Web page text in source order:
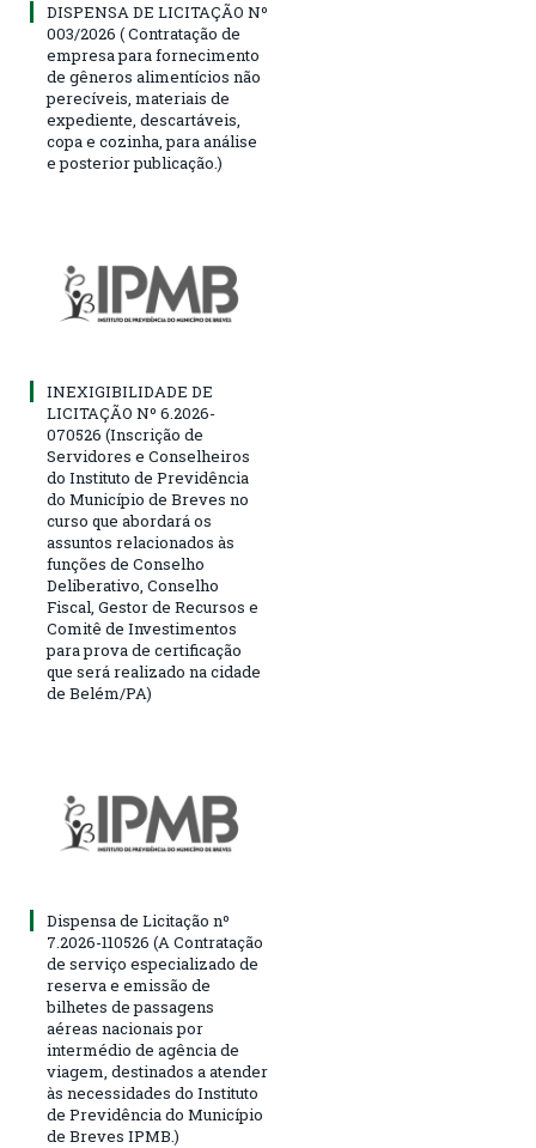
DISPENSA DE LICITAÇÃO Nº
003/2026 ( Contratação de
empresa para fornecimento
de gêneros alimentícios não
perecíveis, materiais de
expediente, descartáveis,
copa e cozinha, para análise
e posterior publicação.)
INEXIGIBILIDADE DE
LICITAÇÃO Nº 6.2026-
070526 (Inscrição de
Servidores e Conselheiros
do Instituto de Previdência
do Município de Breves no
curso que abordará os
assuntos relacionados às
funções de Conselho
Deliberativo, Conselho
Fiscal, Gestor de Recursos e
Comitê de Investimentos
para prova de certificação
que será realizado na cidade
de Belém/PA)
Dispensa de Licitação nº
7.2026-110526 (A Contratação
de serviço especializado de
reserva e emissão de
bilhetes de passagens
aéreas nacionais por
intermédio de agência de
viagem, destinados a atender
às necessidades do Instituto
de Previdência do Município
de Breves IPMB.)